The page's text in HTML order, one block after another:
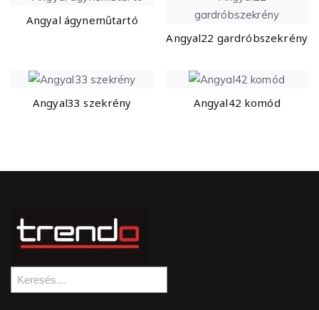
Angyal ágyneműtartó
Angyal22 gardróbszekrény
Angyal33 szekrény Angyal42 komód